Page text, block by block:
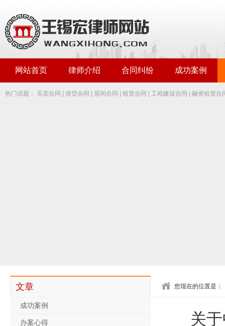
网站首页 律师介绍 合同纠纷 成功案例
热门话题： 买卖合同 借贷合同 居间合同 租赁合同 工程建设合同 融资租赁合
文章
成功案例
办案心得
您现在的位置是：
关